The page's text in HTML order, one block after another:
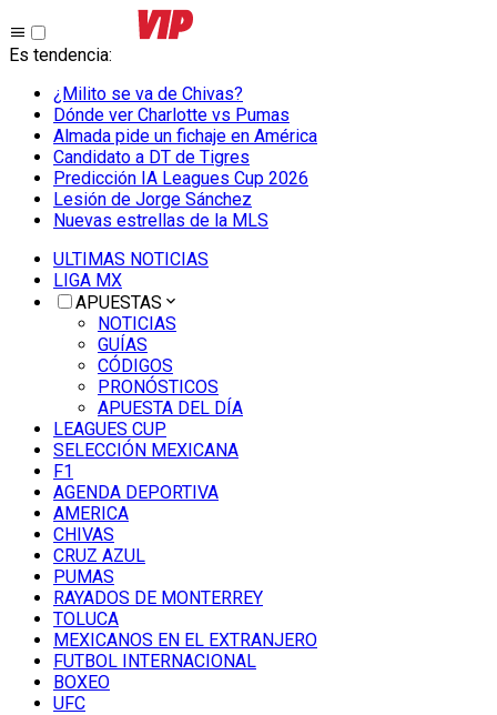
Es tendencia:
¿Milito se va de Chivas?
Dónde ver Charlotte vs Pumas
Almada pide un fichaje en América
Candidato a DT de Tigres
Predicción IA Leagues Cup 2026
Lesión de Jorge Sánchez
Nuevas estrellas de la MLS
ULTIMAS NOTICIAS
LIGA MX
APUESTAS
NOTICIAS
GUÍAS
CÓDIGOS
PRONÓSTICOS
APUESTA DEL DÍA
LEAGUES CUP
SELECCIÓN MEXICANA
F1
AGENDA DEPORTIVA
AMERICA
CHIVAS
CRUZ AZUL
PUMAS
RAYADOS DE MONTERREY
TOLUCA
MEXICANOS EN EL EXTRANJERO
FUTBOL INTERNACIONAL
BOXEO
UFC